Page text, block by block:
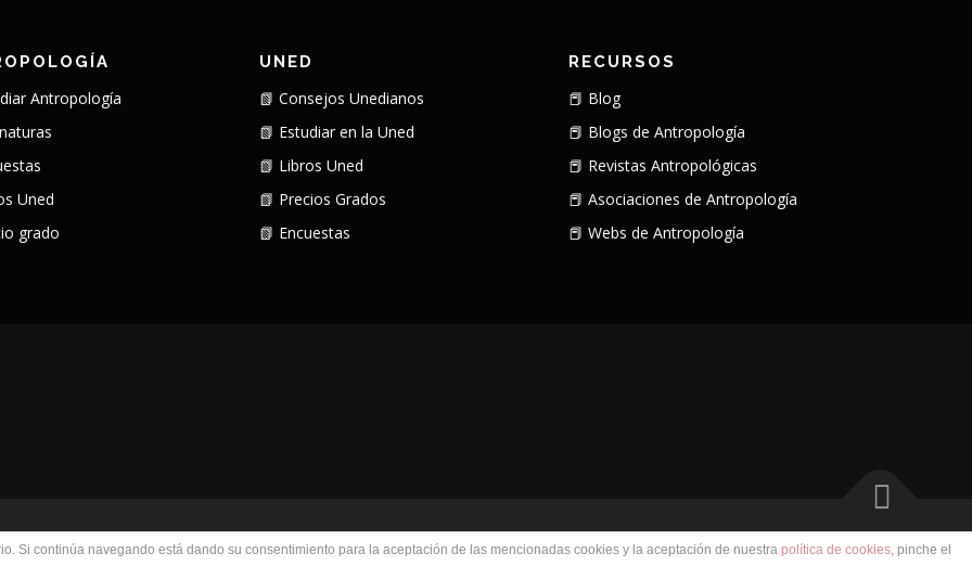
Antropología
Uned
grado
UNED
📗 Consejos Unedianos
📗 Estudiar en la Uned
📗 Libros Uned
📗 Precios Grados
📗 Encuestas
RECURSOS
📕 Blog
📕 Blogs de Antropología
📕 Revistas Antropológicas
📕 Asociaciones de Antropología
📕 Webs de Antropología
2026 El Antropólogo Principiante–TemaOnePresshecho por FameThemes
Si continúa navegando está dando su consentimiento para la aceptación de las mencionadas cookies y la aceptación de nuestra política de cookies, pinche el